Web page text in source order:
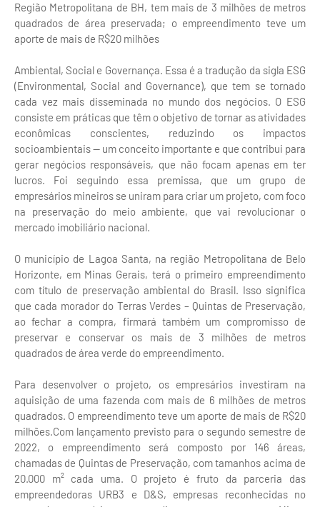
Região Metropolitana de BH, tem mais de 3 milhões de metros
quadrados de área preservada; o empreendimento teve um
aporte de mais de R$20 milhões
Ambiental, Social e Governança. Essa é a tradução da sigla ESG
(Environmental, Social and Governance), que tem se tornado
cada vez mais disseminada no mundo dos negócios. O ESG
consiste em práticas que têm o objetivo de tornar as atividades
econômicas conscientes, reduzindo os impactos
socioambientais — um conceito importante e que contribui para
gerar negócios responsáveis, que não focam apenas em ter
lucros. Foi seguindo essa premissa, que um grupo de
empresários mineiros se uniram para criar um projeto, com foco
na preservação do meio ambiente, que vai revolucionar o
mercado imobiliário nacional.
O município de Lagoa Santa, na região Metropolitana de Belo
Horizonte, em Minas Gerais, terá o primeiro empreendimento
com título de preservação ambiental do Brasil. Isso significa
que cada morador do Terras Verdes – Quintas de Preservação,
ao fechar a compra, firmará também um compromisso de
preservar e conservar os mais de 3 milhões de metros
quadrados de área verde do empreendimento.
Para desenvolver o projeto, os empresários investiram na
aquisição de uma fazenda com mais de 6 milhões de metros
quadrados. O empreendimento teve um aporte de mais de R$20
milhões.Com lançamento previsto para o segundo semestre de
2022, o empreendimento será composto por 146 áreas,
chamadas de Quintas de Preservação, com tamanhos acima de
20.000 m² cada uma. O projeto é fruto da parceria das
empreendedoras URB3 e D&S, empresas reconhecidas no